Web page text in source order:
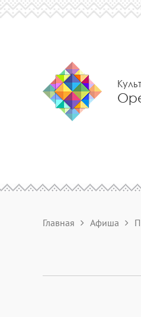
Главная Афиша